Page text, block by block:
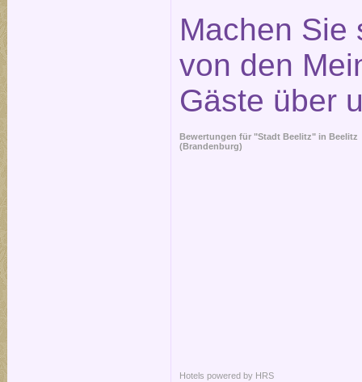
Machen Sie
von den
Gäste über
Bewertungen für "Stadt Beelitz" in Beelitz
(Brandenburg)
Hotels powered by HRS